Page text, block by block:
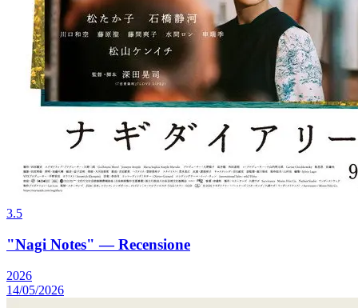
3.5
"Nagi Notes" — Recensione
2026
14/05/2026